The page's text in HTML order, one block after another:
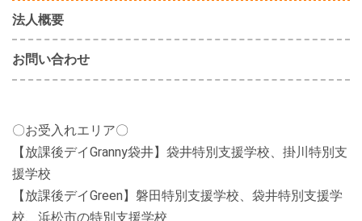
法人概要
お問い合わせ
〇お受入れエリア〇
【放課後デイGranny袋井】袋井特別支援学校、掛川特別支
援学校
【放課後デイGreen】磐田特別支援学校、袋井特別支援学
校、浜松市の特別支援学校